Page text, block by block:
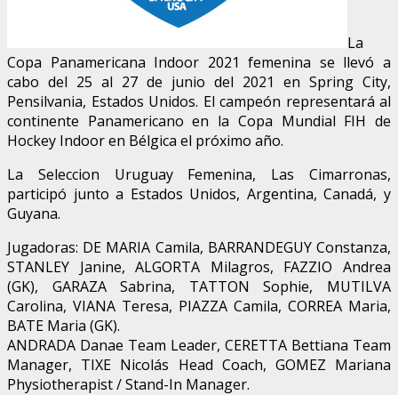
La
Copa Panamericana Indoor 2021 femenina se llevó a
cabo del 25 al 27 de junio del 2021 en Spring City,
Pensilvania, Estados Unidos. El campeón representará al
continente Panamericano en la Copa Mundial FIH de
Hockey Indoor en Bélgica el próximo año.
La Seleccion Uruguay Femenina, Las Cimarronas,
participó junto a Estados Unidos, Argentina, Canadá, y
Guyana.
Jugadoras: DE MARIA Camila, BARRANDEGUY Constanza,
STANLEY Janine, ALGORTA Milagros, FAZZIO Andrea
(GK), GARAZA Sabrina, TATTON Sophie, MUTILVA
Carolina, VIANA Teresa, PIAZZA Camila, CORREA Maria,
BATE Maria (GK).
ANDRADA Danae Team Leader, CERETTA Bettiana Team
Manager, TIXE Nicolás Head Coach, GOMEZ Mariana
Physiotherapist / Stand-In Manager.